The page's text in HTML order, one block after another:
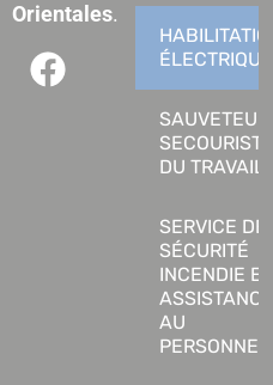
Orientales.
HABILITATION
ÉLECTRIQUE
SAUVETEUR
SECOURISTE
DU TRAVAIL
SERVICE DE
SÉCURITÉ
INCENDIE ET
ASSISTANCE
AU
PERSONNE